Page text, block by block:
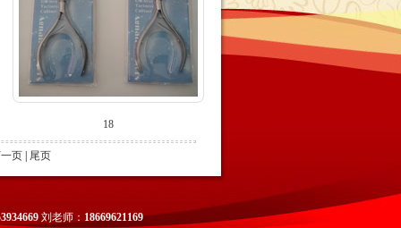
18
页 尾页
刘老师： 18669621169